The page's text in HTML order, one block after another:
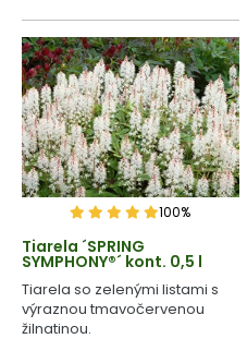
100%
Tiarela ´SPRING
SYMPHONY®´ kont. 0,5 l
Tiarela so zelenými listami s
výraznou tmavočervenou
žilnatinou.